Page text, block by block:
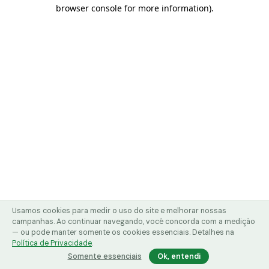
browser console for more information).
Usamos cookies para medir o uso do site e melhorar nossas
campanhas. Ao continuar navegando, você concorda com a medição
— ou pode manter somente os cookies essenciais. Detalhes na
Política de Privacidade.
Somente essenciais
Ok, entendi